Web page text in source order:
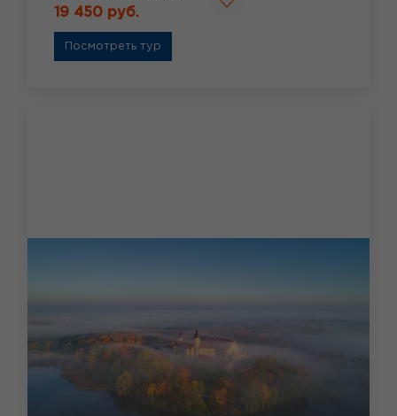
19 450 руб.
Посмотреть тур